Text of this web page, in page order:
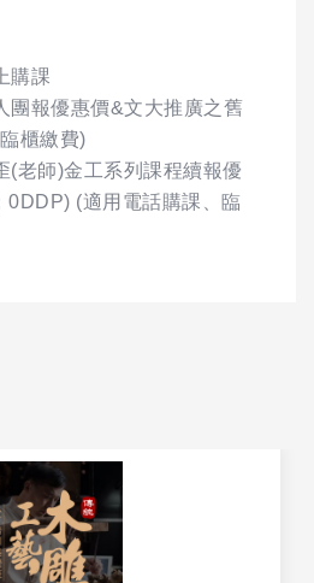
購課
團報優惠價&文大推廣之舊
櫃繳費)
老師)金工系列課程續報優
(適用電話購課、臨